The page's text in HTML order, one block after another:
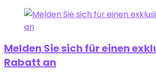
Melden Sie sich für einen
Rabatt an